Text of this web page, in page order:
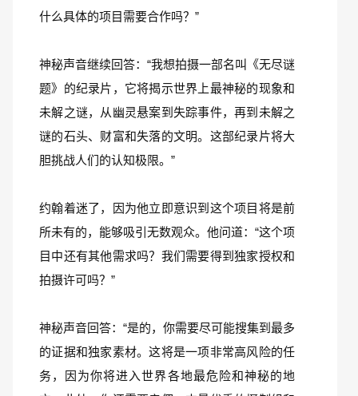
什么具体的项目需要合作吗？”
神秘声音继续回答：“我想拍摄一部名叫《无尽谜
题》的纪录片，它将揭示世界上最神秘的现象和
未解之谜，从幽灵悬案到失踪事件，再到未解之
谜的石头、财富和失落的文明。这部纪录片将大
胆挑战人们的认知极限。”
约翰着迷了，因为他立即意识到这个项目将是前
所未有的，能够吸引无数观众。他问道：“这个项
目中还有其他需求吗？我们需要得到独家授权和
拍摄许可吗？”
神秘声音回答：“是的，你需要尽可能搜集到最多
的证据和独家素材。这将是一项非常高风险的任
务，因为你将进入世界各地最危险和神秘的地